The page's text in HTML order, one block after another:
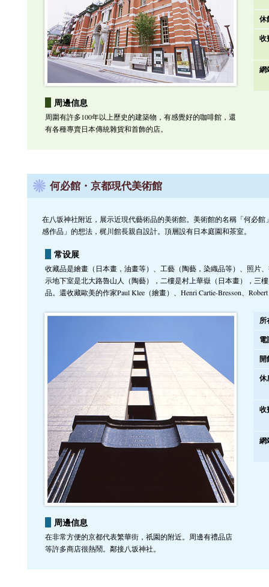
周邊信息
周圍有許多100年以上歷史的建築物，有感覺好的咖啡館，還
有各種專賣日本傳統雜貨和首飾的店。
休
收
網
何必館・京都現代美術館
在八坂神社附近，展示近現代藝術品的美術館。美術館的名稱「何必
感作品」的想法，梶川館長親自設計。頂層設有日本庭園和茶室。
常设展
收藏品是繪畫（日本畫，油畫等）、工藝（陶藝，染織品等）、照片
示地下室是北大路魯山人（陶藝），二樓是村上華嶽（日本畫），三
品。還收藏歐美的作家Paul Klee（繪畫）、Henri Cartie-Bresson、
周邊信息
在非常方便的京都代表繁華街，祇園的附近。周邊有禮品店
等許多商店很熱鬧。鄰接八坂神社。
所
電
開
休
收
網